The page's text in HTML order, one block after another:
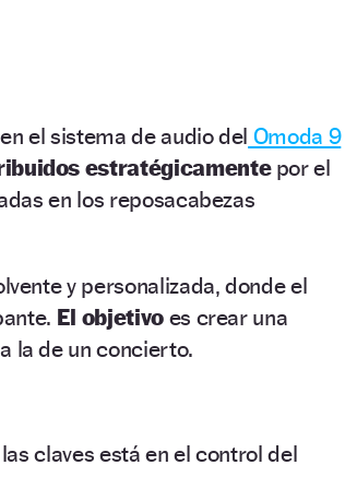
el sistema de audio del Omoda 9
estratégicamente por el
en los reposacabezas
y personalizada, donde el
El objetivoes crear una
la de un concierto.
claves está en el control del